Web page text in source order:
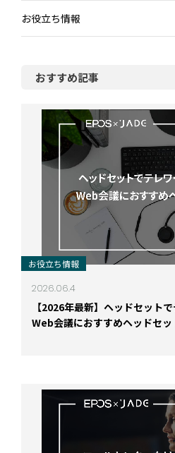
お役立ち情報
おすすめ記事
お役立ち情報
2026.06.4
【2026年最新】ヘッドセット
Web会議におすすめヘッドセッ